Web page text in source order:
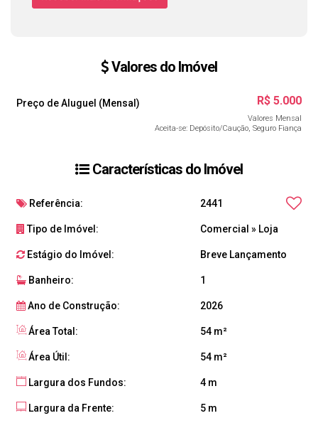
Valores do Imóvel
R$ 5.000
Preço de Aluguel (Mensal)
Valores Mensal
Aceita-se: Depósito/Caução, Seguro Fiança
Características do Imóvel
Referência: 2441
Tipo de Imóvel: Comercial » Loja
Estágio do Imóvel: Breve Lançamento
Banheiro: 1
Ano de Construção: 2026
Área Total: 54 m²
Área Útil: 54 m²
Largura dos Fundos: 4 m
Largura da Frente: 5 m